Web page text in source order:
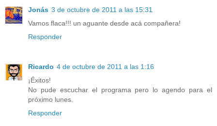
Jonás 3 de octubre de 2011 a las 15:31
Vamos flaca!!! un aguante desde acá compañera!
Responder
Ricardo 4 de octubre de 2011 a las 1:16
¡Éxitos!
No pude escuchar el programa pero lo agendo para el
próximo lunes.
Responder